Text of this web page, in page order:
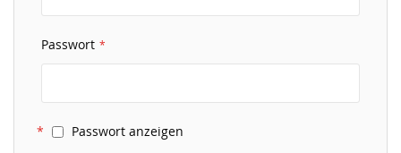
Passwort
Passwort anzeigen